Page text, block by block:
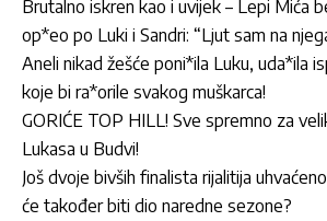
Brutalno iskren kao i uvijek – Lepi Mića
op*eo po Luki i Sandri: “Ljut sam na
Aneli nikad žešće poni*ila Luku, uda*ila
koje bi ra*orile svakog muškarca!
GORIĆE TOP HILL! Sve spremno za
Lukasa u Budvi!
Još dvoje bivših finalista rijalitija
će također biti dio naredne sezone?